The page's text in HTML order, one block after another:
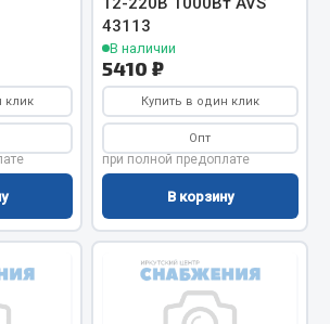
Показать ещё
клик
43113
В наличии
5410 ₽
Купить в один клик
Опт
при полной предоплате
В корзину